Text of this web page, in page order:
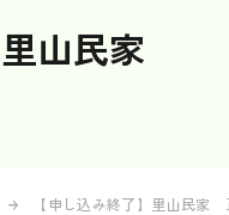
里山民家
【申し込み終了】里山民家